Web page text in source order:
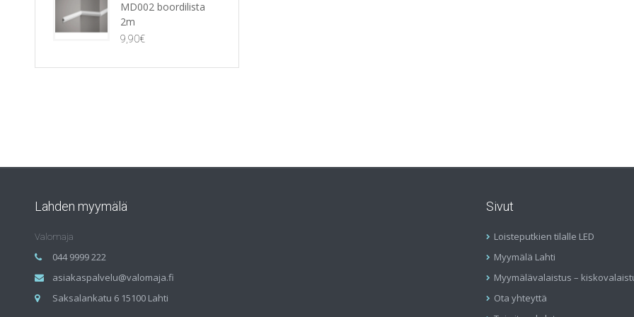
MD002 boordilista
2m
9,90€
Lahden myymälä
Valomaja
044 9999 222
asiakaspalvelu@valomaja.fi
Saksalankatu 6 15100 Lahti
Sivut
Loisteputkien tilalle LED
Myymälä Lahti
Myymälävalaistus –
Ota yhteyttä